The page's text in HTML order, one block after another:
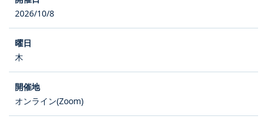
2026/10/8
木
オンライン(Zoom)